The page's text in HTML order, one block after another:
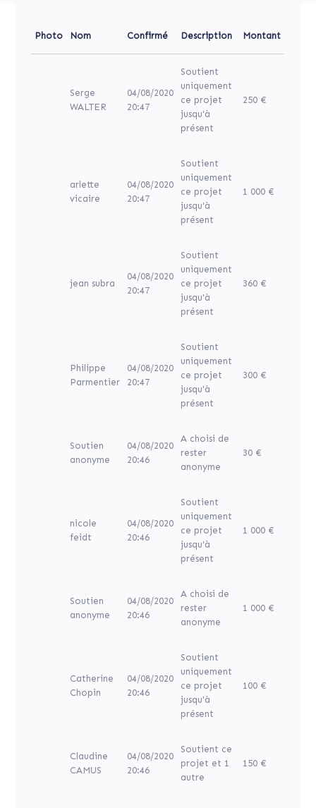
Photo Nom Confirmé Description Montant
Serge
WALTER
04/08/2020
20:47
Soutient
uniquement
ce projet
jusqu'à
présent
250 €
arlette
vicaire
04/08/2020
20:47
Soutient
uniquement
ce projet
jusqu'à
présent
1 000 €
jean subra
04/08/2020
20:47
Soutient
uniquement
ce projet
jusqu'à
présent
360 €
Philippe
Parmentier
04/08/2020
20:47
Soutient
uniquement
ce projet
jusqu'à
présent
300 €
Soutien
anonyme
04/08/2020
20:46
A choisi de
rester
anonyme
30 €
nicole
feidt
04/08/2020
20:46
Soutient
uniquement
ce projet
jusqu'à
présent
1 000 €
Soutien
anonyme
04/08/2020
20:46
A choisi de
rester
anonyme
1 000 €
Catherine
Chopin
04/08/2020
20:46
Soutient
uniquement
ce projet
jusqu'à
présent
100 €
Claudine
CAMUS
04/08/2020
20:46
Soutient ce
projet et 1
autre
150 €